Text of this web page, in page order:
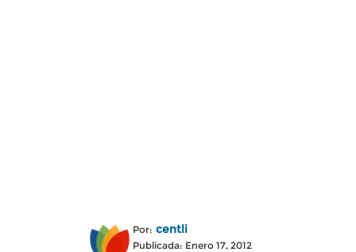
Por: centli
Publicada: Enero 17, 2012